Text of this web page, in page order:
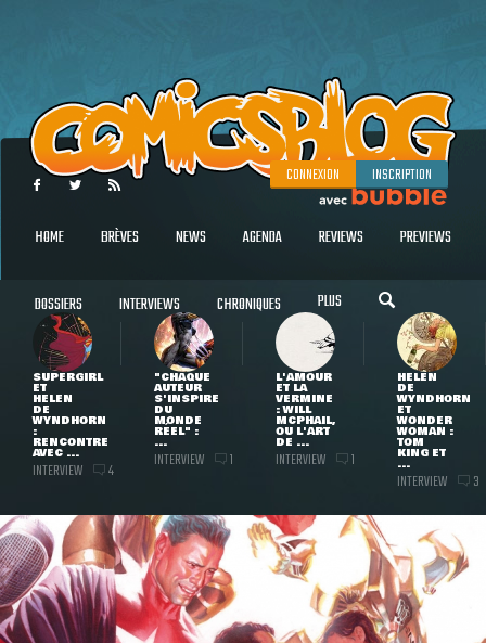
CONNEXION INSCRIPTION
HOME BRÈVES NEWS AGENDA REVIEWS PREVIEWS
DOSSIERS INTERVIEWS CHRONIQUES PLUS
SUPERGIRL
ET
HELEN
DE
WYNDHORN
:
RENCONTRE
AVEC ...
INTERVIEW 4
"CHAQUE
AUTEUR
S'INSPIRE
DU
MONDE
RÉEL" :
...
INTERVIEW 1
L'AMOUR
ET LA
VERMINE
: WILL
MCPHAIL,
OU L'ART
DE ...
INTERVIEW 1
HELEN
DE
WYNDHORN
ET
WONDER
WOMAN :
TOM
KING ET
...
INTERVIEW 3